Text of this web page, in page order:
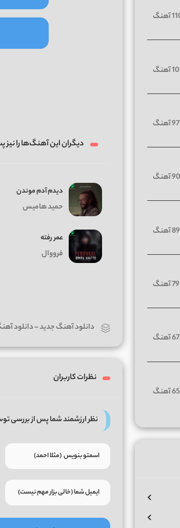
دیگران این آهنگ‌ها را نیز
دیدم آدم موندن
حمید هامیس
عمر رفته
فرووال
دانلود آهنگ جدید-دانلود
نظرات کاربران
نظر ارزشمند شما پس از بررسی
آهنگ
97 آهنگ
90 آهنگ
89 آهنگ
79 آهنگ
67 آهنگ
65 آهنگ